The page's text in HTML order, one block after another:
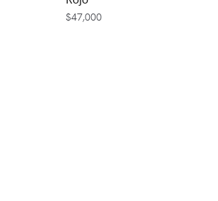
$47,000